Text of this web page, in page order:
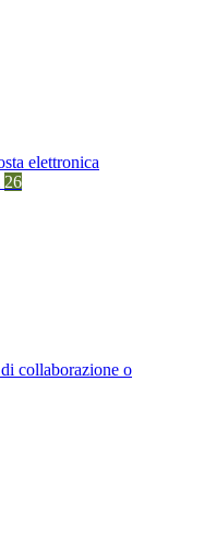
elettronica
26
collaborazione o